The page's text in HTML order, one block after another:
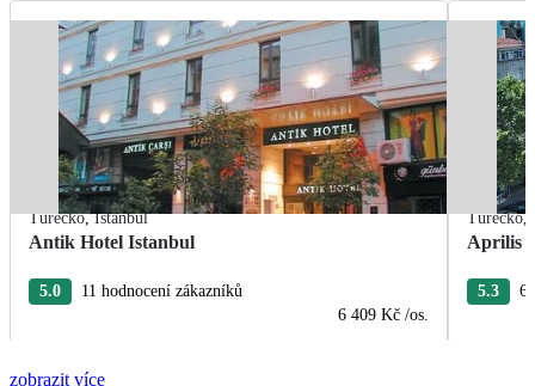
Turecko,Istanbul
Antik Hotel Istanbul
5.0
11 hodnocení zákazníků
6 409 Kč /os.
Turecko,
Aprilis
5.3 6
zobrazit více